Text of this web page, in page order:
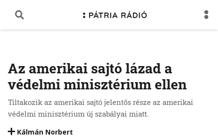
Az amerikai sajtó lázad a
védelmi minisztérium ellen
Tiltakozik az amerikai sajtó jelentős része az amerikai
védelmi minisztérium új szabályai miatt.
Kálmán Norbert